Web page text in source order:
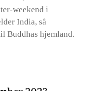
weekend i
India, så
Buddhas hjemland.